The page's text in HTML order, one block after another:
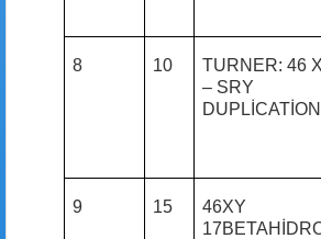
8 10
TURNER: 46
– SRY
DUPLİCATİON
9 15
46XY